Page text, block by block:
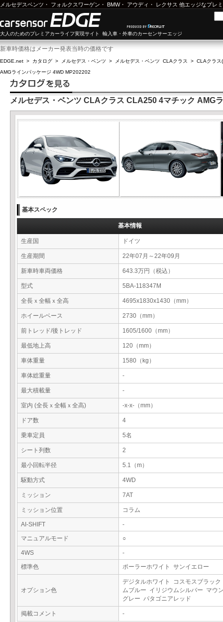
メルセデスベンツ ・ フォルクスワーゲン ・ BMW・ アウディ ・ レクサス 他エッジなプレ
大人のためのプレミアカーライフ実現サイト 輸入車・外車のカーセンサーエッジ
新車時価格はメーカー発表当時の価格です
EDGE.net > カタログ > メルセデス・ベンツ > メルセデス・ベンツ CLAクラス > CLAクラス
AMGラインパッケージ 4WD MP202202
メルセデス・ベンツ CLAクラス CLA250 4マチック AMG
基本スペック
基本情報
生産国 ドイツ
生産期間 22年07月～22年09月
新車時車両価格 643.3万円（税込）
型式 5BA-118347M
全長ｘ全幅ｘ全高 4695x1830x1430（mm）
ホイールベース 2730（mm）
前トレッド/後トレッド 1605/1600（mm）
最低地上高 120（mm）
車体重量 1580（kg）
車体総重量 -
最大積載量 -
室内 (全長ｘ全幅ｘ全高) -x-x-（mm）
ドア数 4
乗車定員 5名
シート列数 2
最小回転半径 5.1（m）
駆動方式 4WD
ミッション 7AT
ミッション位置 コラム
AI-SHIFT
-
マニュアルモード
○
4WS
-
標準色
ポーラーホワイト サンイエロー
オプション色
デジタルホワイト コスモスブラッ
ムブルー イリジウムシルバー マウ
グレー パタゴニアレッド
掲載コメント -